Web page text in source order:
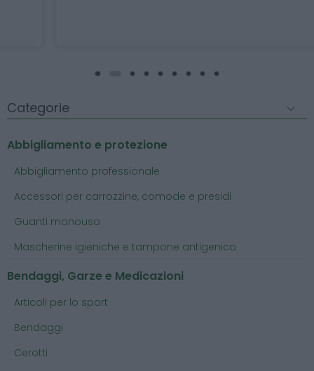
Categorie
Abbigliamento e protezione
Abbigliamento professionale
Accessori per carrozzine, comode e presidi
Guanti monouso
Mascherine igieniche e tampone antigenico
Bendaggi, Garze e Medicazioni
Articoli per lo sport
Bendaggi
Cerotti